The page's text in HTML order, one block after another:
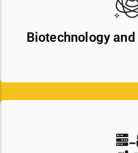
Biotechnology